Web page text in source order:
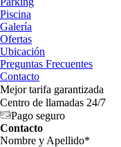
Piscina
Galería
Ofertas
Ubicación
Preguntas Frecuentes
Contacto
Mejor tarifa garantizada
Centro de llamadas 24/7
Pago seguro
Contacto
Nombre y Apellido*